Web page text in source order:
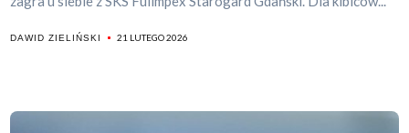
DAWID ZIELIŃSKI 21 LUTEGO 2026